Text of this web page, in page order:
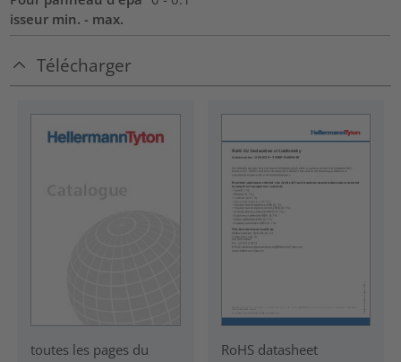
isseur min. - max.
Télécharger
toutes les pages du
RoHS datasheet